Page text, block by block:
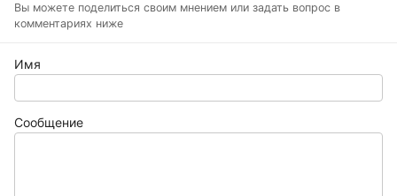
Вы можете поделиться своим мнением или задать вопрос в
комментариях ниже
Имя
Сообщение